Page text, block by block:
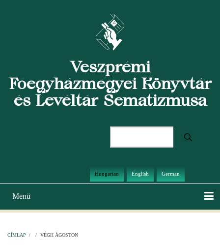
Veszprémi
Főegyházmegyei Könyvtár
és Levéltár Sematizmusa
Hungarian English German
Main
navigation
Menü
CÍMLAP / / VÉGH ÁGOSTON